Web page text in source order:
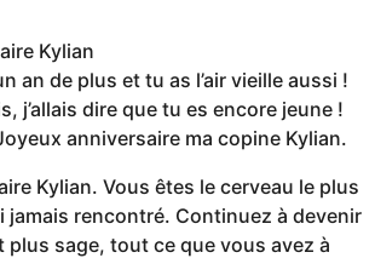
Kylian
an de plus et tu as l’air vieille aussi !
j’allais dire que tu es encore jeune !
anniversaire ma copine Kylian.
Kylian. Vous êtes le cerveau le plus
jamais rencontré. Continuez à devenir
sage, tout ce que vous avez à